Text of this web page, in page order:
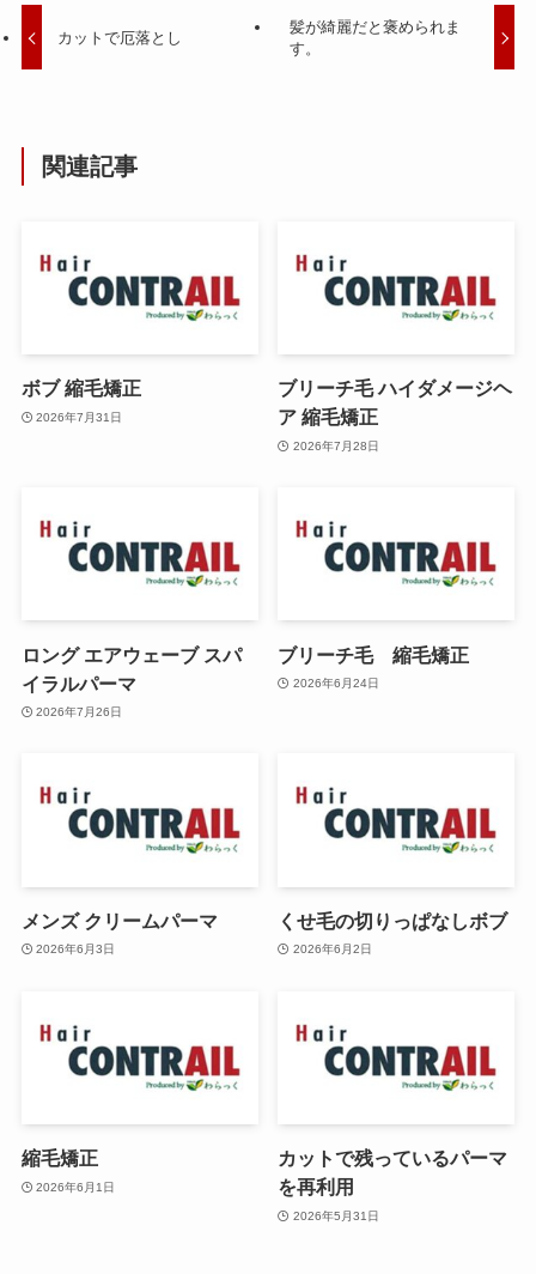
カットで厄落とし
髪が綺麗だと褒められま
す。
関連記事
ボブ 縮毛矯正
2026年7月31日
ブリーチ毛 ハイダメージヘ
ア 縮毛矯正
2026年7月28日
ロング エアウェーブ スパ
イラルパーマ
2026年7月26日
ブリーチ毛 縮毛矯正
2026年6月24日
メンズ クリームパーマ
2026年6月3日
くせ毛の切りっぱなしボブ
2026年6月2日
縮毛矯正
2026年6月1日
カットで残っているパーマ
を再利用
2026年5月31日